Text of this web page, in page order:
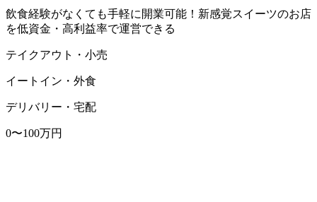
飲食経験がなくても手軽に開業可能！新感覚スイーツのお店
を低資金・高利益率で運営できる
テイクアウト・小売
イートイン・外食
デリバリー・宅配
0〜100万円